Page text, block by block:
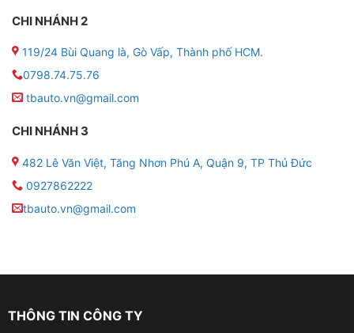
Tổng quan về màn hình Zestech Z18 – Giải pháp toàn
thế hệ mới được đánh giá cao trong phân khúc trung –
cao cấp, nổi bật với cấu hình mạnh mẽ, hình ảnh sắc
nét và khả năng tích hợp nhiều công nghệ hỗ trợ lái xe
an toàn.
● Hệ điều hành: Android 10
CHI NHÁNH 2
119/24 Bùi Quang là, Gò Vấp, Thành phố HCM.
0798.74.75.76
tbauto.vn@gmail.com
CHI NHÁNH 3
482 Lê Văn Việt, Tăng Nhơn Phú A, Quận 9, TP Thủ Đức
0927862222
tbauto.vn@gmail.com
THÔNG TIN CÔNG TY